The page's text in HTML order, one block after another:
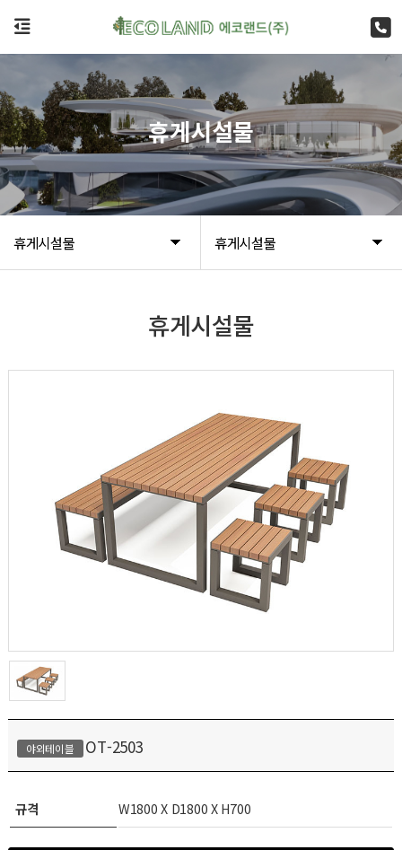
휴게시설물 휴게시설물
휴게시설물
휴게시설물
야외테이블 OT-2503
규격 W1800 X D1800 X H700